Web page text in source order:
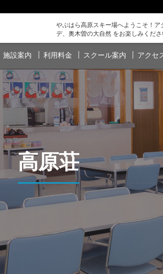
やぶはら高原スキー場へようこそ！
デ、奥木曽の大自然 をお楽しみくださ
施設案内 利用料金 スクール案内 アクセ
高原荘